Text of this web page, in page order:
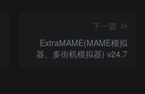
下一篇
ExtraMAME(MAME模拟
器、多街机模拟器) v24.7